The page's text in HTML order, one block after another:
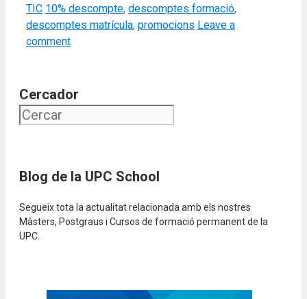
TIC Tags
10% descompte, descomptes formació,
descomptes matrícula, promocions Leave a
comment
Cercador
Blog de la UPC School
Segueix tota la actualitat relacionada amb els nostres
Màsters, Postgraus i Cursos de formació permanent de la
UPC.